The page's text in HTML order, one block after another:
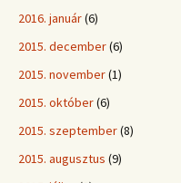
2016. január(6)
2015. december(6)
2015. november(1)
2015. október(6)
2015. szeptember(8)
2015. augusztus (9)